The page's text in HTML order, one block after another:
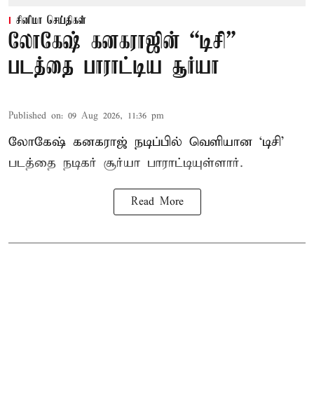
சினிமா செய்திகள்
லோகேஷ் கனகராஜின் “டிசி”
படத்தை பாராட்டிய சூர்யா
Published on: 09 Aug 2026, 11:36 pm
லோகேஷ் கனகராஜ் நடிப்பில் வெளியான ‘டிசி’
படத்தை நடிகர் சூர்யா பாராட்டியுள்ளார்.
Read More